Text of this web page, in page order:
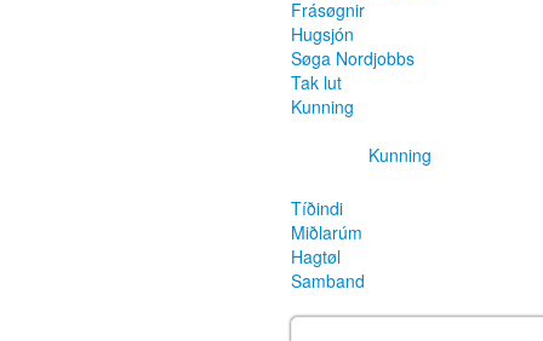
Frásøgnir
Hugsjón
Søga Nordjobbs
Tak lut
Kunning
Kunning
Tíðindi
Miðlarúm
Hagtøl
Samband